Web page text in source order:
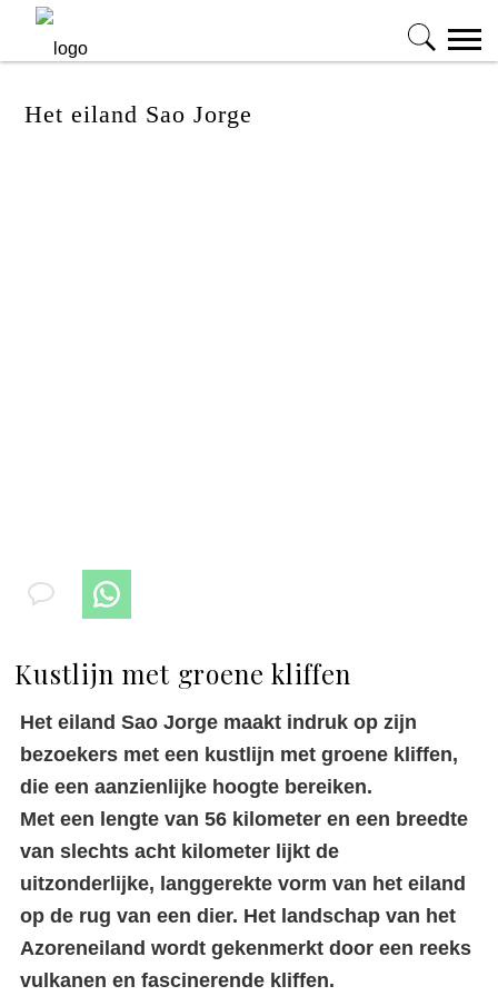
Het eiland Sao Jorge
Kustlijn met groene kliffen
Het eiland Sao Jorge maakt indruk op zijn
bezoekers met een kustlijn met groene kliffen,
die een aanzienlijke hoogte bereiken.
Met een lengte van 56 kilometer en een breedte
van slechts acht kilometer lijkt de
uitzonderlijke, langgerekte vorm van het eiland
op de rug van een dier. Het landschap van het
Azoreneiland wordt gekenmerkt door een reeks
vulkanen en fascinerende kliffen.